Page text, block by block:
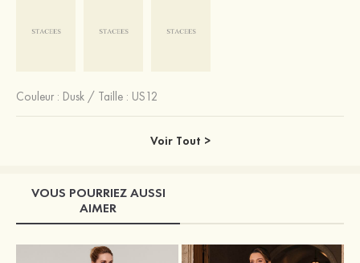
Couleur : Dusk / Taille : US12
Voir Tout >
VOUS POURRIEZ AUSSI
AIMER